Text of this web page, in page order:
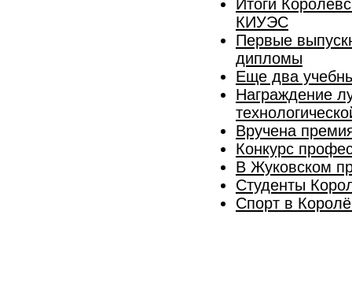
Итоги
КИУЭС
Первые
дипломы
Еще два
Награждение
Вручена
Конкурс
В Жуковском
Студенты
Спорт в